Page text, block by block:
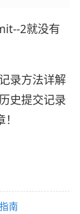
2就没有
录方法详解
史提交记录
南